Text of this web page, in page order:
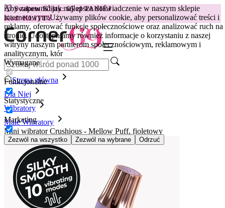
Aby zapewnić jak najlepsze doświadczenie w naszym sklepie
internetowym.Używamy plików cookie, aby personalizować treści i
reklamy, oferować funkcje społecznościowe oraz analizować ruch na
stronie. Udostępniamy również informacje o korzystaniu z naszej
witryny naszym partnerom społecznościowym, reklamowym i
analitycznym, któr
Wymagane
Funkcjonalne
Statystyczne
Marketing
Zezwól na wszystko Zezwól na wybrane Odrzuć
😽Svakom Klitty: 65 zł TANIEJ
Kod: KLITTY →
Strona główna
Dla Niej
Wibratory
Małe Wibratory
Mini wibrator Crushious - Mellow Puff, fioletowy